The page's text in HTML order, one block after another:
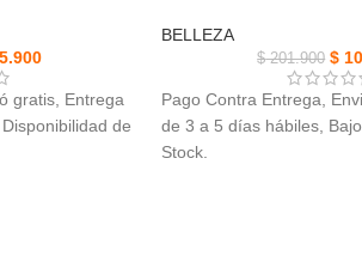
gratis, Entrega
de
NUEVO
BELLEZA
$201.900 $
Pago Contra Entrega,
de 3 a 5 días hábiles,
Stock.